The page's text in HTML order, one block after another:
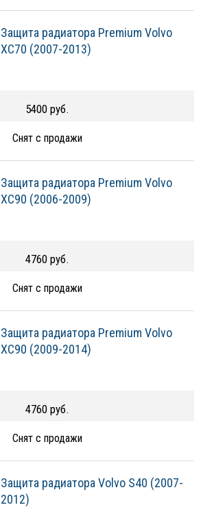
Защита радиатора Premium Volvo
XC70 (2007-2013)
5400 руб.
Снят с продажи
Защита радиатора Premium Volvo
XC90 (2006-2009)
4760 руб.
Снят с продажи
Защита радиатора Premium Volvo
XC90 (2009-2014)
4760 руб.
Снят с продажи
Защита радиатора Volvo S40 (2007-
2012)